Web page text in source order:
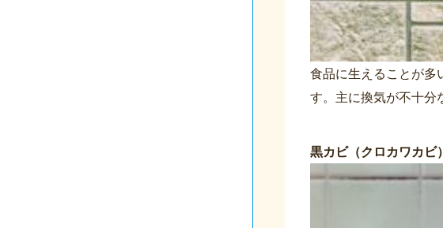
食品に生えることが多
す。主に換気が不十分
黒カビ（クロカワカビ）